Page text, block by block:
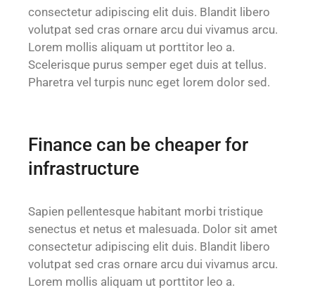
consectetur adipiscing elit duis. Blandit libero
volutpat sed cras ornare arcu dui vivamus arcu.
Lorem mollis aliquam ut porttitor leo a.
Scelerisque purus semper eget duis at tellus.
Pharetra vel turpis nunc eget lorem dolor sed.
Finance can be cheaper for
infrastructure
Sapien pellentesque habitant morbi tristique
senectus et netus et malesuada. Dolor sit amet
consectetur adipiscing elit duis. Blandit libero
volutpat sed cras ornare arcu dui vivamus arcu.
Lorem mollis aliquam ut porttitor leo a.